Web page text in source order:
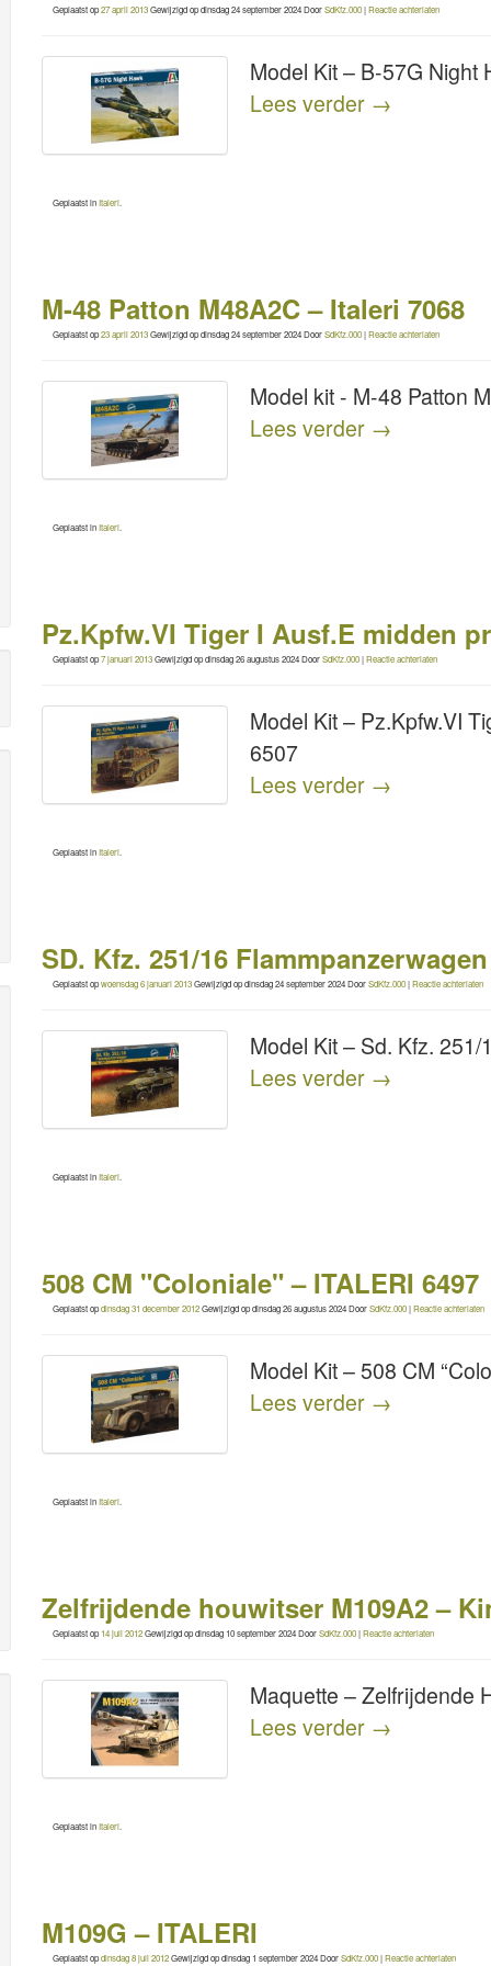
Geplaatst op27 april 2013Gewijzigd opdinsdag 24 september 2024DoorSdKfz.000|Reactie achterlaten
Model Kit – B-57G Night
Lees verder →
Geplaatst inItaleri
M-48 Patton M48A2C – Italeri 7068
Geplaatst op23 april 2013Gewijzigd opdinsdag 24 september 2024DoorSdKfz.000|Reactie achterlaten
Model kit - M-48 Patton
Lees verder →
Geplaatst inItaleri
Pz.Kpfw.VI Tiger I Ausf.E midden
Geplaatst op7 januari 2013Gewijzigd opdinsdag 26 augustus 2024DoorSdKfz.000|Reactie achterlaten
Model Kit – Pz.Kpfw.VI
6507
Lees verder →
Geplaatst inItaleri
SD. Kfz. 251/16
Geplaatst opwoensdag 6 januari 2013Gewijzigd opdinsdag 24 september 2024DoorSdKfz.000|Reactie achterlaten
Model Kit – Sd. Kfz.
Lees verder →
Geplaatst inItaleri
508 CM "Coloniale" – ITALERI 6497
Geplaatst opdinsdag 31 december 2012Gewijzigd opdinsdag 26 augustus 2024DoorSdKfz.000|Reactie achterlaten
Model Kit – 508 CM
Lees verder →
Geplaatst inItaleri
Zelfrijdende houwitser M109A2 –
Geplaatst op14 juli 2012Gewijzigd opdinsdag 10 september 2024DoorSdKfz.000|Reactie achterlaten
Maquette – Zelfrijdende
Lees verder →
Geplaatst inItaleri
M109G – ITALERI
Geplaatst opdinsdag 8 juli 2012Gewijzigd opdinsdag 1 september 2024DoorSdKfz.000|Reactie achterlaten